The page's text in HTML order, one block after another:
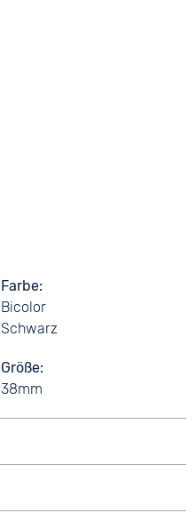
Farbe
Bicolor
Schwarz
Größe
38mm